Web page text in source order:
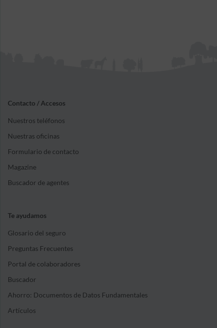
Contacto / Accesos
Nuestros teléfonos
Nuestras oficinas
Formulario de contacto
Magazine
Buscador de agentes
Te ayudamos
Glosario del seguro
Preguntas Frecuentes
Portal de colaboradores
Buscador
Ahorro: Documentos de Datos Fundamentales
Artículos